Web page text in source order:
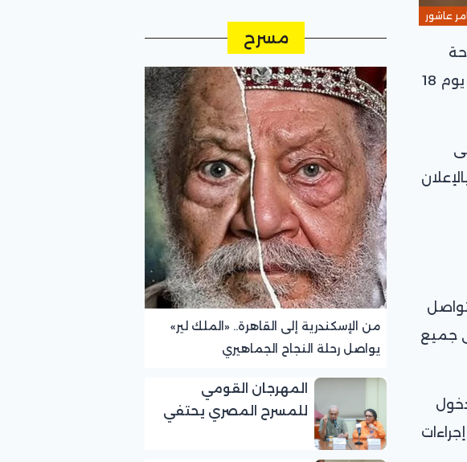
عاشور
تأجيل موعد الحفل الذي كان مقررًا إقامته يوم الجمعة 12 يونيو 2026، إلى يوم 18
جميع
مسرح
من الإسكندرية إلى القاهرة.. «الملك لير»
يواصل رحلة النجاح الجماهيري
المهرجان القومي
للمسرح المصري يحتفي